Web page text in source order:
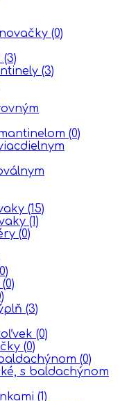
(0)
(3)
(3)
(0)
(15)
(1)
(0)
(0)
(3)
(0)
(0)
(0)
s baldachýnom
(1)